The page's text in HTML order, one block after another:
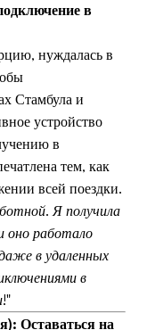
в
нуждалась в
Стамбула и
устройство
в
тем, как
всей поездки.
Я получила
оно работало
в удаленных
в
Оставаться на